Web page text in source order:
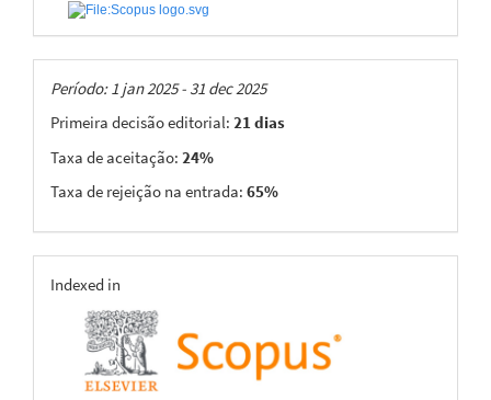
Taxas
Período: 1 jan 2025 - 31 dec 2025
Primeira decisão editorial: 21 dias
Taxa de aceitação: 24%
Taxa de rejeição na entrada: 65%
indexing
Indexed in